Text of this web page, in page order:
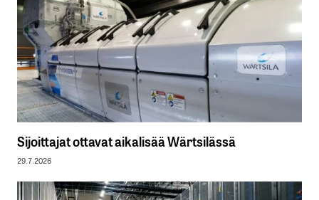
Sijoittajat ottavat aikalisää Wärtsilässä
29.7.2026